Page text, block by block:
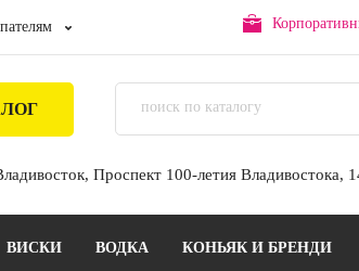
Проспект 100-летия Владивостока,
ВИСКИ ВОДКА КОНЬЯК И БРЕНДИ